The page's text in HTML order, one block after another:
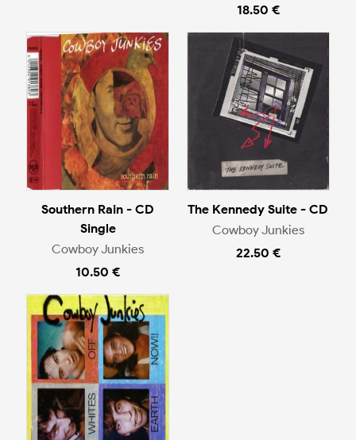
18.50 €
Southern Rain - CD
Single
Cowboy Junkies
10.50 €
The Kennedy Suite - CD
Cowboy Junkies
22.50 €